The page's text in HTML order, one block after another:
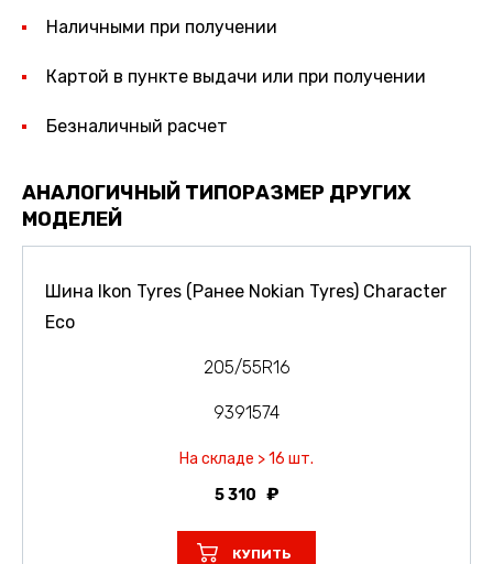
Наличными при получении
Картой в пункте выдачи или при получении
Безналичный расчет
АНАЛОГИЧНЫЙ ТИПОРАЗМЕР ДРУГИХ
МОДЕЛЕЙ
Шина Ikon Tyres (Ранее Nokian Tyres) Character
Eco
205/55R16
9391574
На складе > 16 шт.
5 310
КУПИТЬ